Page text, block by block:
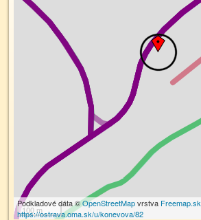
100 m
Podkladové dáta ©OpenStreetMapvrstva Freemap.sk
https://ostrava.oma.sk/u/konevova/82